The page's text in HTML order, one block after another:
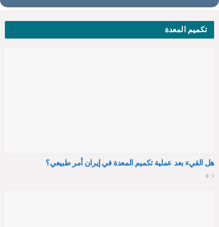
تكميم المعدة
هل القيء بعد عملية تكميم المعدة في إيران أمر طبيعي؟